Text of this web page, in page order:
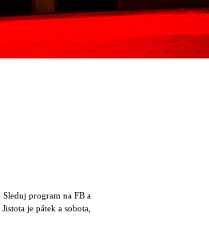
program na FB a
je pátek a sobota,